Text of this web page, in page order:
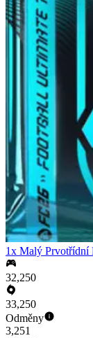
1x Malý Prvotřídní
32,250
33,250
Odměny
3,251